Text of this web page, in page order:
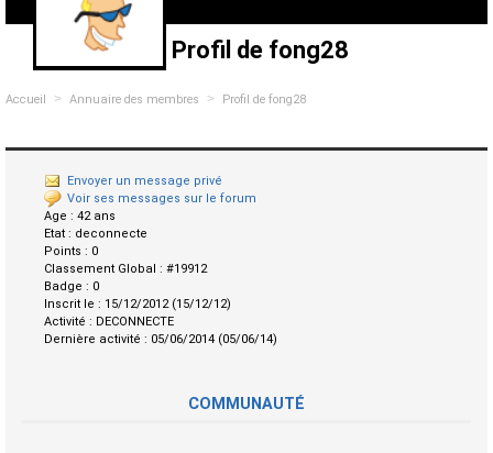
Profil de fong28
Accueil > Annuaire des membres > Profil de fong28
Envoyer un message privé
Voir ses messages sur le forum
Age : 42 ans
Etat : deconnecte
Points : 0
Classement Global : #19912
Badge : 0
Inscrit le : 15/12/2012 (15/12/12)
Activité : DECONNECTE
Dernière activité : 05/06/2014 (05/06/14)
COMMUNAUTÉ